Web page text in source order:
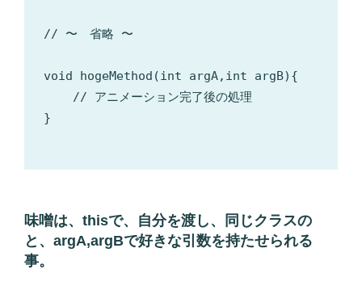
// 〜　省略 〜
void hogeMethod(int argA,int argB){
    // アニメーション完了後の処理
}
味噌は、thisで、自分を渡し、同じクラスの
と、argA,argBで好きな引数を持たせられる
事。